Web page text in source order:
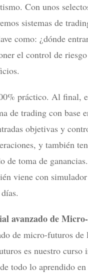
Con unos
sistemas de
como: ¿dónde
el control de
práctico. Al final,
de trading con base
objetivas y
y también
de toma de
viene con
avanzado de
de micro-futuros de
es nuestro curso
todo lo aprendido en